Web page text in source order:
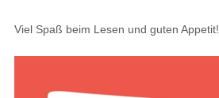
Viel Spaß beim Lesen und guten Appetit!